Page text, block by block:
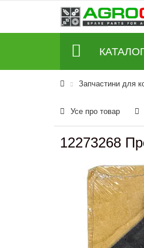
Запчастини для
Усе про товар
12273268